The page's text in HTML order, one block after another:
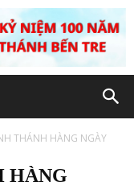
THÁNH HÀNG NGÀY
HÀNG